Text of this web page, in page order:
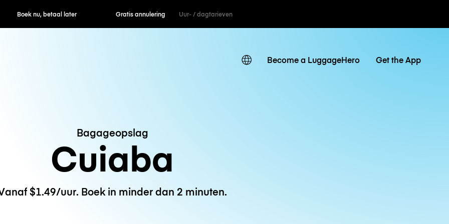
nu, betaal later Gratis annulering Uur- / dagtarieven
Become a LuggageHero Get the App
Bagageopslag
Cuiaba
$1.49/uur. Boek in minder dan 2 minuten.